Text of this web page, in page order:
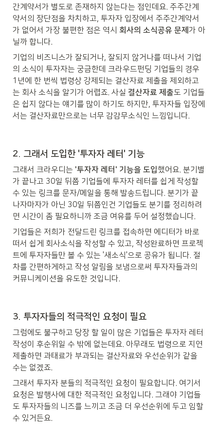
간계약서가 별도로 존재하지 않는다는 점인데요. 주주간계
약서의 장단점을 차치하고, 투자자 입장에서 주주간계약서
가 없어서 가장 불편한 점은 역시 회사의 소식공유 문제 가 아
닐까 합니다.
기업의 비즈니스가 잘되거나, 잘되지 않거나를 떠나서 기업
의 소식이 투자자는 궁금한데 크라우드펀딩 기업들의 경우
1년에 한 번씩 법령상 강제되는 결산자료 제출을 제외하고
는 회사 소식을 알기가 어렵죠. 사실 결산자료 제출도 기업들
은 쉽지 않다는 얘기를 많이 하기도 하지만, 투자자들 입장에
서는 결산자료만으로는 너무 감감무소식인 느낌입니다.
2. 그래서 도입한 '투자자 레터' 기능
그래서 크라우디는 '투자자 레터' 기능을 도입했어요. 분기별
가 끝나고 30일 뒤쯤 기업들에 투자자 레터를 쉽게 작성할
수 있는 링크를 문자/메일을 통해 발송드립니다. 분기가 끝
나자마자가 아닌 30일 뒤쯤인건 기업들도 분기를 정리하려
면 시간이 좀 필요하니까 조금 여유를 두어 설정했습니다.
기업들은 저희가 전달드린 링크를 접속하면 에디터가 바로
떠서 쉽게 회사소식을 작성할 수 있고, 작성완료하면 프로젝
트에 투자자들만 볼 수 있는 '새소식'으로 공유가 됩니다. 절
차를 간편하게하고 작성 알림을 보냄으로써 투자자들과의
커뮤니케이션을 유도한 것입니다.
3. 투자자들의 적극적인 요청이 필요
그럼에도 불구하고 당장 할 일이 많은 기업들은 투자자 레터
작성이 후순위일 수 밖에 없는데요. 아무래도 법령으로 지연
제출하면 과태료가 부과되는 결산자료와 우선순위가 같을
수는 없겠죠.
그래서 투자자 분들의 적극적인 요청이 필요합니다. 여기서
요청은 발행사에 대한 적극적인 요청입니다. 그래야 기업들
도 투자자들의 니즈를 느끼고 조금 더 우선순위에 두고 임할
수 있거든요.